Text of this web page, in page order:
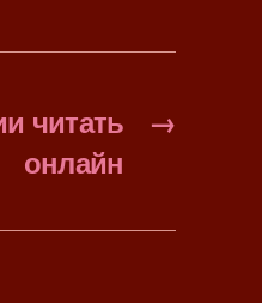
→
читать
онлайн